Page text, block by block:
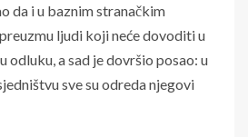
da i u baznim stranačkim
ljudi koji neće dovoditi u
odluku, a sad je dovršio posao: u
sve su odreda njegovi